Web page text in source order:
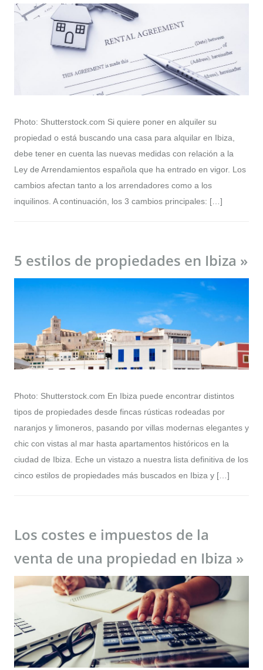
Photo: Shutterstock.com Si quiere poner en alquiler su
propiedad o está buscando una casa para alquilar en Ibiza,
debe tener en cuenta las nuevas medidas con relación a la
Ley de Arrendamientos española que ha entrado en vigor. Los
cambios afectan tanto a los arrendadores como a los
inquilinos. A continuación, los 3 cambios principales: […]
5 estilos de propiedades en Ibiza »
Photo: Shutterstock.com En Ibiza puede encontrar distintos
tipos de propiedades desde fincas rústicas rodeadas por
naranjos y limoneros, pasando por villas modernas elegantes y
chic con vistas al mar hasta apartamentos históricos en la
ciudad de Ibiza. Eche un vistazo a nuestra lista definitiva de los
cinco estilos de propiedades más buscados en Ibiza y […]
Los costes e impuestos de la
venta de una propiedad en Ibiza »